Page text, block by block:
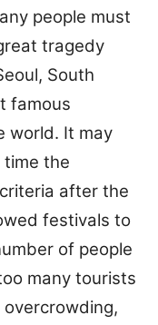
people must
tragedy
South
famous
world. It may
the
after the
festivals to
of people
many tourists